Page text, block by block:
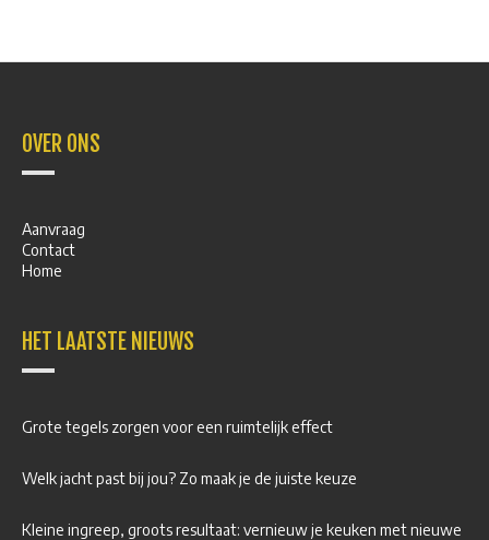
OVER ONS
Aanvraag
Contact
Home
HET LAATSTE NIEUWS
Grote tegels zorgen voor een ruimtelijk effect
Welk jacht past bij jou? Zo maak je de juiste keuze
Kleine ingreep, groots resultaat: vernieuw je keuken met nieuwe